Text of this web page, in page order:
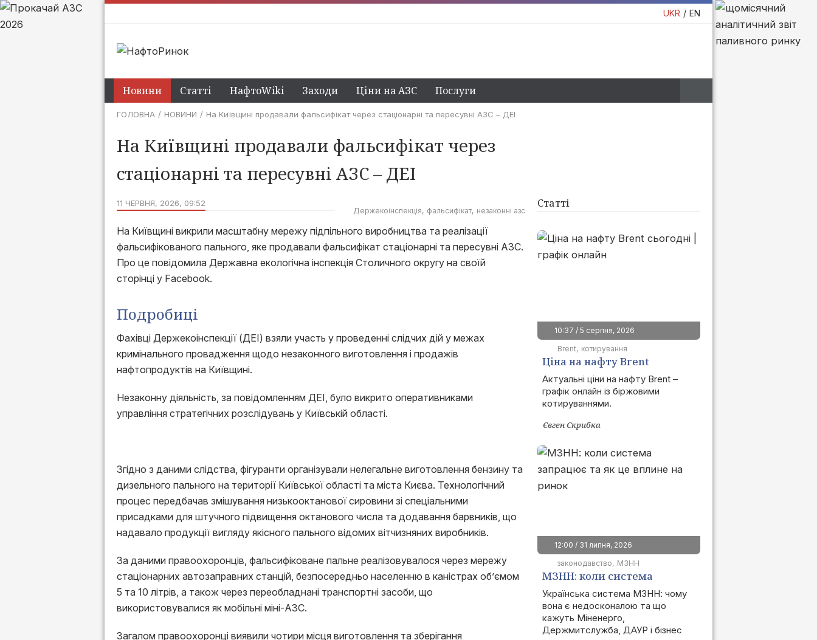
UKR EN
Новини Статті НафтоWiki Заходи Ціни на АЗС Послуги
ГОЛОВНА НОВИНИ На Київщині продавали фальсифікат через стаціонарні та пересувні АЗС – ДЕІ
На Київщині продавали фальсифікат через
стаціонарні та пересувні АЗС – ДЕІ
11 ЧЕРВНЯ, 2026, 09:52
Держекоінспекція фальсифікат незаконні азс
На Київщині викрили масштабну мережу підпільного виробництва та реалізації
фальсифікованого пального, яке продавали фальсифікат стаціонарні та пересувні АЗС.
Про це повідомила Державна екологічна інспекція Столичного округу на своїй
сторінці у Facebook.
Подробиці
Фахівці Держекоінспекції (ДЕІ) взяли участь у проведенні слідчих дій у межах
кримінального провадження щодо незаконного виготовлення і продажів
нафтопродуктів на Київщині.
Незаконну діяльність, за повідомленням ДЕІ, було викрито оперативниками
управління стратегічних розслідувань у Київській області.
Згідно з даними слідства, фігуранти організували нелегальне виготовлення бензину та
дизельного пального на території Київської області та міста Києва. Технологічний
процес передбачав змішування низькооктанової сировини зі спеціальними
присадками для штучного підвищення октанового числа та додавання барвників, що
надавало продукції вигляду якісного пального відомих вітчизняних виробників.
За даними правоохоронців, фальсифіковане пальне реалізовувалося через мережу
стаціонарних автозаправних станцій, безпосередньо населенню в каністрах об’ємом
5 та 10 літрів, а також через переобладнані транспортні засоби, що
використовувалися як мобільні міні-АЗС.
Загалом правоохоронці виявили чотири місця виготовлення та зберігання
Статті
10:37 / 5 серпня, 2026
Brent котирування
Ціна на нафту Brent
сьогодні | графік онлайн
Актуальні ціни на нафту Brent –
графік онлайн із біржовими
котируваннями.
Євген Скрибка
12:00 / 31 липня, 2026
законодавство
МЗНН
МЗНН: коли система
запрацює та як це вплине
на ринок
Українська система МЗНН: чому
вона є недосконалою та що
кажуть Міненерго,
Держмитслужба, ДАУР і бізнес